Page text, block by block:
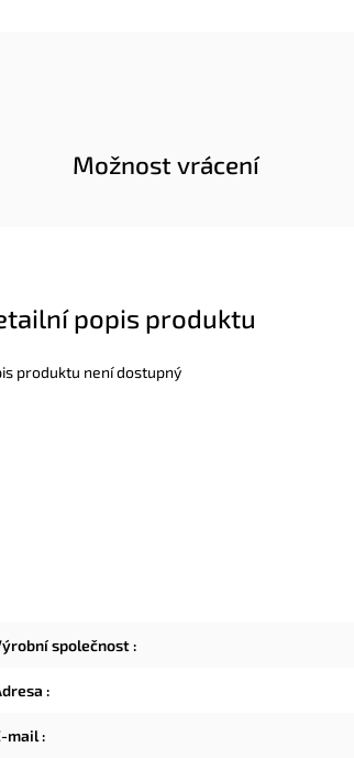
Možnost vrácení
popis produktu
produktu není dostupný
společnost:
:
mail: